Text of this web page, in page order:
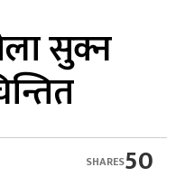
सुक्न
50
SHARES